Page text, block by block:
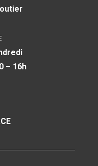
– 16h